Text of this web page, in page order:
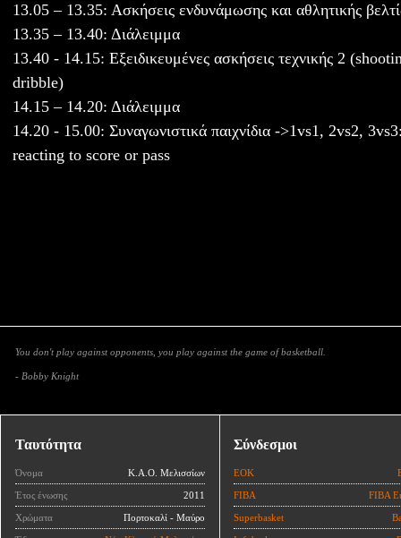
13.05 – 13.35: Ασκήσεις ενδυνάμωσης και αθλητικής
13.35 – 13.40: Διάλειμμα
13.40 - 14.15: Εξειδικευμένες ασκήσεις τεχνικής 2
dribble)
14.15 – 14.20: Διάλειμμα
14.20 - 15.00: Συναγωνιστικά παιχνίδια ->1vs1, 2vs2,
reacting to score or pass
You don't play against opponents, you play against the game of basketball.
- Bobby Knight
Ταυτότητα
Όνομα Κ.Α.Ο. Μελισσίων
Έτος ένωσης 2011
Χρώματα Πορτοκαλί - Μαύρο
Σύνδεσμοι
ΕΟΚ
FIBA FIBA
Superbasket